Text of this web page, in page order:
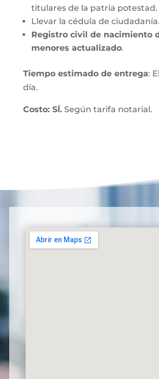
titulares de la patria potestad.
Llevar la cédula de ciudadanía.
Registro civil de nacimiento
menores actualizado.
Tiempo estimado de entrega:
día.
Costo: SÍ.Según tarifa notarial.